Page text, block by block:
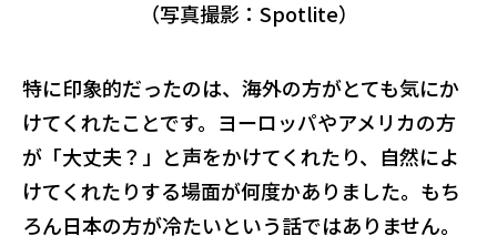
（写真撮影：Spotlite）
特に印象的だったのは、海外の方がとても気にか
けてくれたことです。ヨーロッパやアメリカの方
が「大丈夫？」と声をかけてくれたり、自然によ
けてくれたりする場面が何度かありました。もち
ろん日本の方が冷たいという話ではありません。